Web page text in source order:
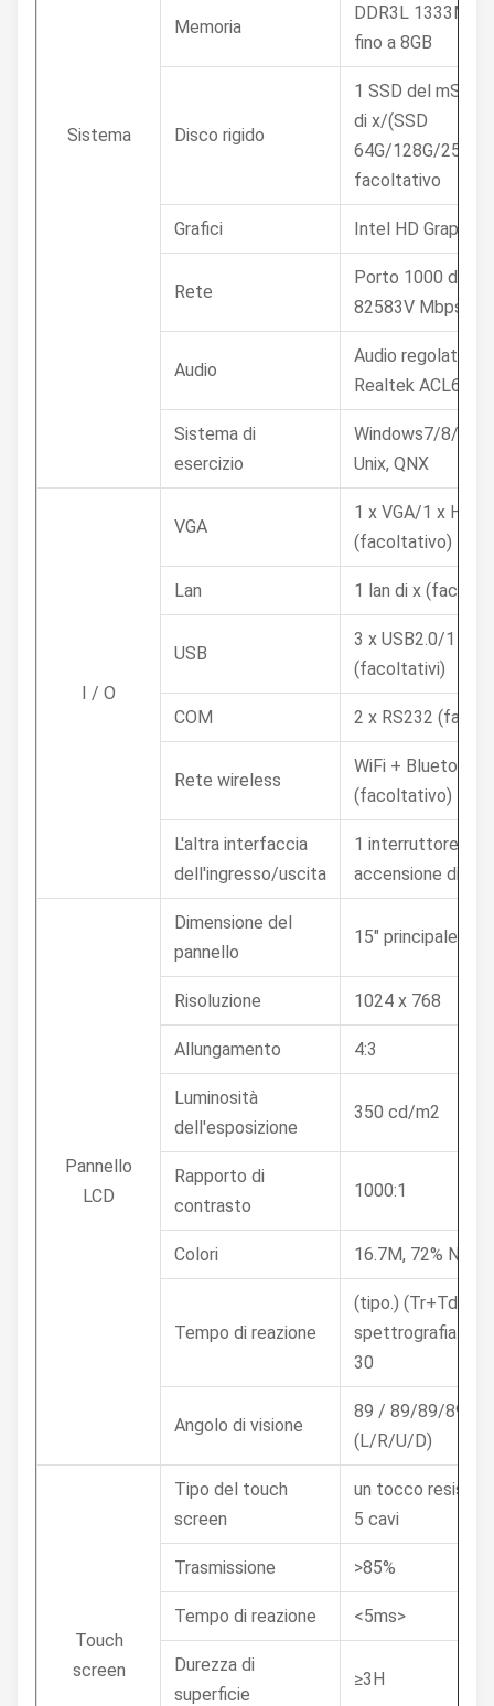
Sistema
Memoria
DDR3L 1333MHz
fino a 8GB
Disco rigido
1 SSD del
di x/(SSD
64G/128G/250G/
facoltativo
Grafici Intel HD Graphics
Rete
Porto 1000 di
82583V Mbps
Audio
Audio regolatore
Realtek ACL662
Sistema di
esercizio
Windows7/8/10,
Unix, QNX
I / O
VGA
1 x VGA/1 x HD-
(facoltativo)
Lan 1 lan di x
USB
3 x USB2.0/1 x
(facoltativi)
COM 2 x RS232
Rete wireless
WiFi + Bluetooth
(facoltativo)
L'altra interfaccia
dell'ingresso/uscita
1 interruttore di
accensione di x
Pannello
LCD
Dimensione del
pannello
15" principale
Risoluzione 1024 x 768
Allungamento 4:3
Luminosità
dell'esposizione
350 cd/m2
Rapporto di
contrasto
1000:1
Colori 16.7M, 72% NTSC
Tempo di reazione
(tipo.) (Tr+Td)
spettrografia di
30
Angolo di visione
89 / 89/89/89
(L/R/U/D)
Touch
screen
Tipo del touch
screen
un tocco
5 cavi
Trasmissione >85%
Tempo di reazione <5ms>
Durezza di
superficie
≥3H